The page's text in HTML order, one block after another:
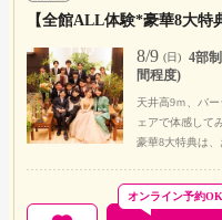
【全館ALL体験*豪華8大
8/9 (日)
4部
間程度)
天井高9ｍ、バ
ェアで体感して
豪華8大特典は
オンライン予約OK